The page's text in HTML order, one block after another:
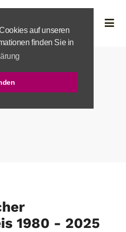
auf unseren
finden Sie in
1980 - 2025